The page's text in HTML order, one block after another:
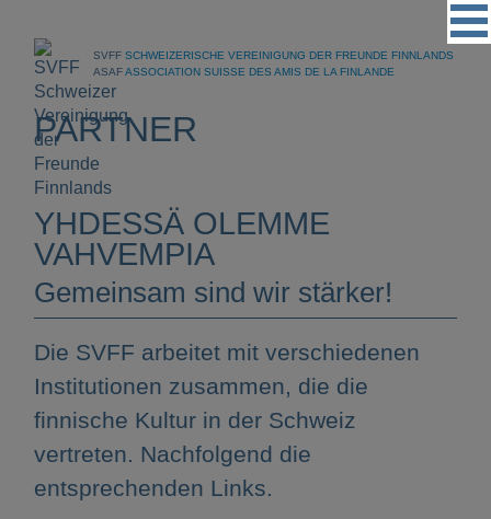
PARTNER
SVFF SCHWEIZERISCHE VEREINIGUNG DER FREUNDE FINNLANDS
ASAFASSOCIATION SUISSE DES AMIS DE LA FINLANDE
Regionalgruppen
Magazin
Kontakt
YHDESSÄ OLEMME
VAHVEMPIA
Gemeinsam sind wir stärker!
Die SVFF arbeitet mit verschiedenen
Institutionen zusammen, die die
finnische Kultur in der Schweiz
vertreten. Nachfolgend die
entsprechenden Links.